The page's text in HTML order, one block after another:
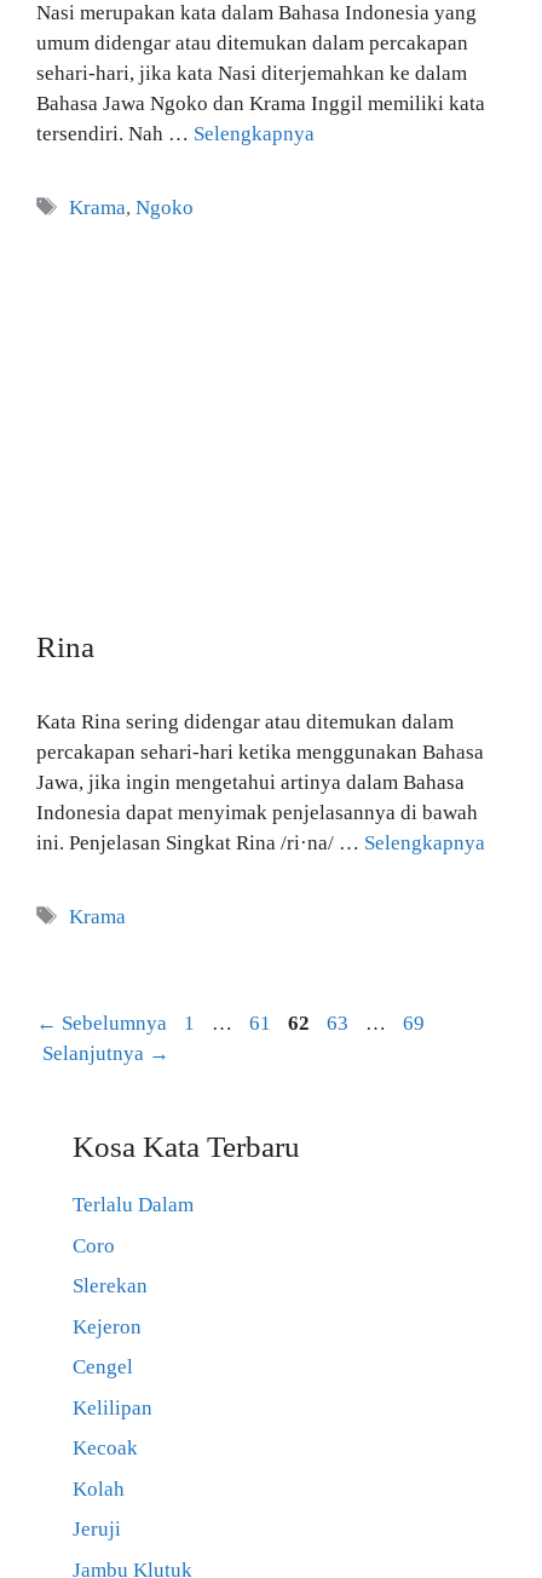
Nasi merupakan kata dalam Bahasa Indonesia yang
umum didengar atau ditemukan dalam percakapan
sehari-hari, jika kata Nasi diterjemahkan ke dalam
Bahasa Jawa Ngoko dan Krama Inggil memiliki kata
tersendiri. Nah … Selengkapnya
Tag
Krama,Ngoko
Rina
Kata Rina sering didengar atau ditemukan dalam
percakapan sehari-hari ketika menggunakan Bahasa
Jawa, jika ingin mengetahui artinya dalam Bahasa
Indonesia dapat menyimak penjelasannya di bawah
ini. Penjelasan Singkat Rina /ri·na/ … Selengkapnya
Tag
Krama
← Sebelumnya Halaman
1 … Halaman
61 Halaman
62 Halaman
63 … Halaman
69
Selanjutnya →
Kosa Kata Terbaru
Terlalu Dalam
Coro
Slerekan
Kejeron
Cengel
Kelilipan
Kecoak
Kolah
Jeruji
Jambu Klutuk